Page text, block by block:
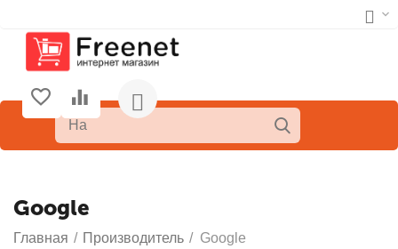
Google
Главная / Производитель / Google